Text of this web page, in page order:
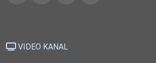
VIDEO KANAL